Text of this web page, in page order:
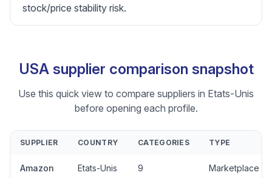
stock/price stability risk.
USA supplier comparison snapshot
Use this quick view to compare suppliers in Etats-Unis
before opening each profile.
SUPPLIER COUNTRY CATEGORIES TYPE
Amazon Etats-Unis 9 Marketplace